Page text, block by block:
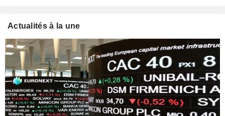
Actualités à la une